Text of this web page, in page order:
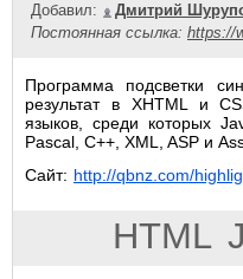
Добавил:
Дмитрий
Постоянная ссылка: https://
Программа подсветки
результат в XHTML и
языков, среди которых
Pascal, C++, XML, ASP и
Сайт: http://qbnz.com/
HTML